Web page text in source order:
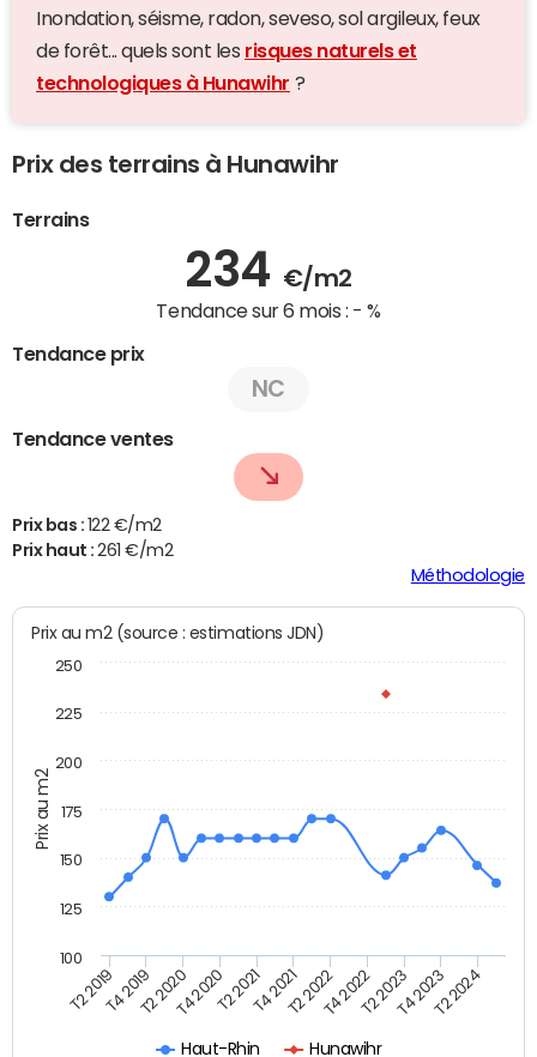
Inondation, séisme, radon, seveso, sol argileux, feux
de forêt... quels sont les risques naturels et
technologiques à Hunawihr ?
Prix des terrains à Hunawihr
Terrains
234 €/m2
Tendance sur 6 mois : - %
Tendance prix
NC
Tendance ventes
Prix bas : 122 €/m2
Prix haut :261 €/m2
Méthodologie
Prix au m2
Prix au m2 (source : estimations JDN)
Haut-Rhin Hunawihr
T2 2019T4 2019T2 2020T4 2020T2 2021T4 2021T2 2022T4 2022T2 2023T4 2023T2 2024
100
125
150
175
200
225
250